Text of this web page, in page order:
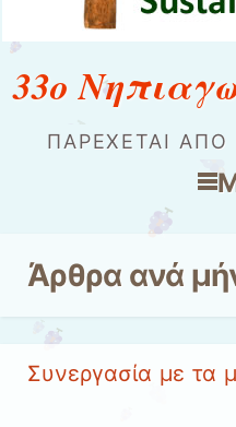
33ο
ΠΑΡΈΧΕΤΑΙ ΑΠΌ
Μετάβαση στο περιεχόμενο
Άρθρα ανά
Συνεργασία με τα